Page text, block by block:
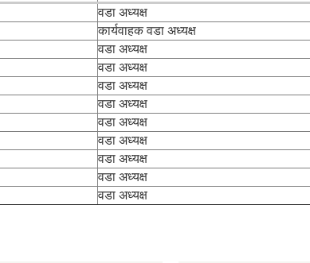
वडा अध्यक्ष
कार्यवाहक वडा अध्यक्ष
वडा अध्यक्ष
वडा अध्यक्ष
वडा अध्यक्ष
वडा अध्यक्ष
वडा अध्यक्ष
वडा अध्यक्ष
वडा अध्यक्ष
वडा अध्यक्ष
वडा अध्यक्ष